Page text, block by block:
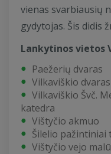
vienas svarbiausių
gydytojas. Šis didis
Lankytinos vietos
Paežerių dvaras
Vilkaviškio dvaras
Vilkaviškio Švč.
katedra
Vištyčio akmuo
Šilelio pažintiniai
Vištyčio vejo